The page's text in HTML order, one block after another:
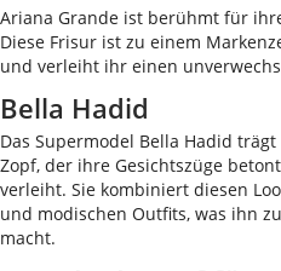
Ariana Grande ist berühmt für
Diese Frisur ist zu einem
und verleiht ihr einen
Bella Hadid
Das Supermodel Bella Hadid
Zopf, der ihre Gesichtszüge
verleiht. Sie kombiniert diesen
und modischen Outfits, was ihn
macht.